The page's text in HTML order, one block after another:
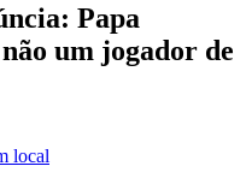
Papa
um jogador de
local